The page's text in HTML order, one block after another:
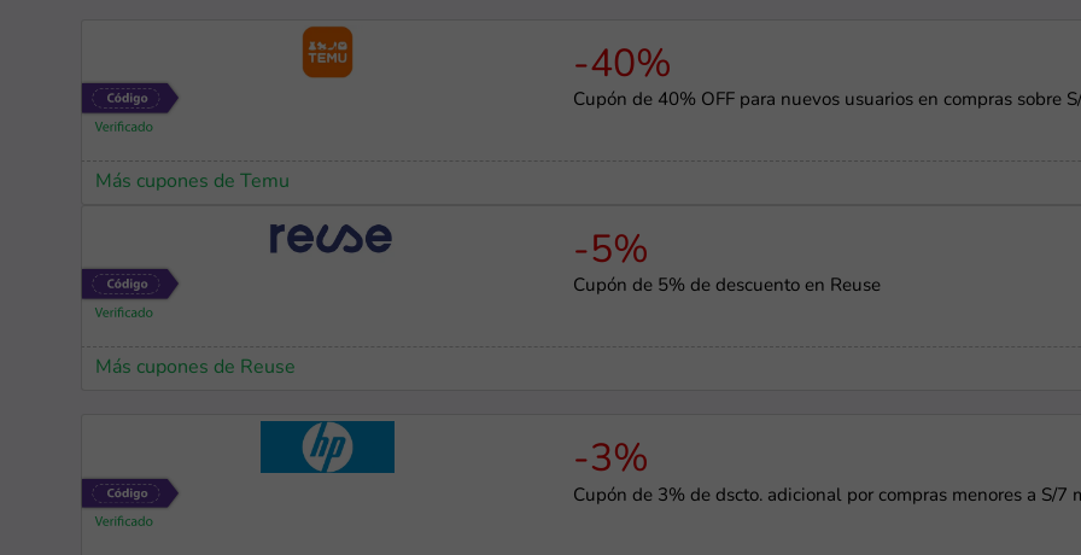
-40%
Cupón de 40% OFF para nuevos usuarios en compras sobre
Más cupones de Temu
-5%
Cupón de 5% de descuento en Reuse
Más cupones de Reuse
-3%
Cupón de 3% de dscto. adicional por compras menores a S/7